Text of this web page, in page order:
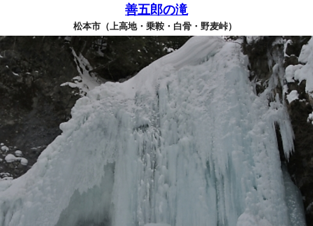
善五郎の滝
松本市（上高地・乗鞍・白骨・野麦峠）